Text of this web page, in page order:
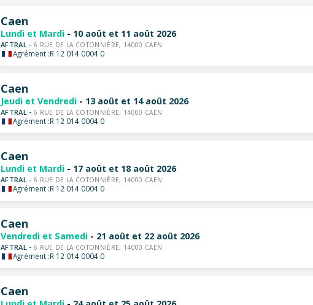
Caen
Lundi et Mardi - 10 août et 11 août 2026
AFTRAL - 6 RUE DE LA COTONNIÈRE, 14000 CAEN
Agrément :R 12 014 0004 0
Caen
Jeudi et Vendredi - 13 août et 14 août 2026
AFTRAL - 6 RUE DE LA COTONNIÈRE, 14000 CAEN
Agrément :R 12 014 0004 0
Caen
Lundi et Mardi - 17 août et 18 août 2026
AFTRAL - 6 RUE DE LA COTONNIÈRE, 14000 CAEN
Agrément :R 12 014 0004 0
Caen
Vendredi et Samedi - 21 août et 22 août 2026
AFTRAL - 6 RUE DE LA COTONNIÈRE, 14000 CAEN
Agrément :R 12 014 0004 0
Caen